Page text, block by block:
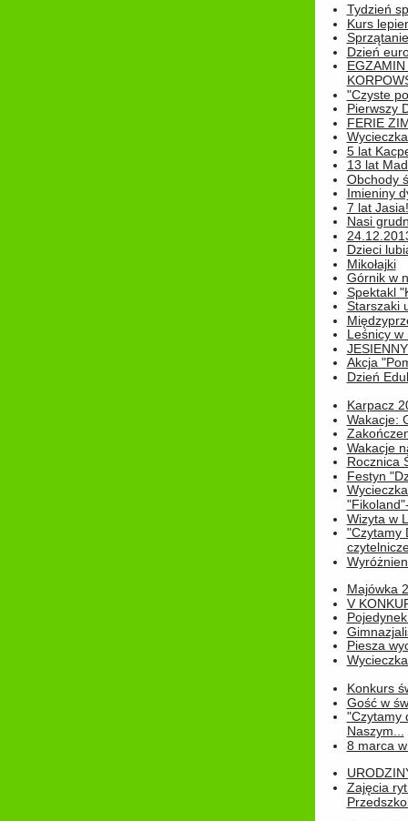
Tydzień
Kurs
Dzień
"Czyste
Pierwszy
FERIE
5 lat
13 lat
Obchody
Imieniny
7 lat Jasia!
Nasi
Dzieci
Mikołajki
Górnik w
Spektakl
Starszaki
Leśnicy w
Akcja
Dzień
Karpacz
Wakacje:
Wakacje
Rocznica
Festyn
Wizyta w
"Czytamy
Majówka
V
Piesza
Konkurs
Gość w
"Czytamy
Naszym...
8 marca
Zajęcia